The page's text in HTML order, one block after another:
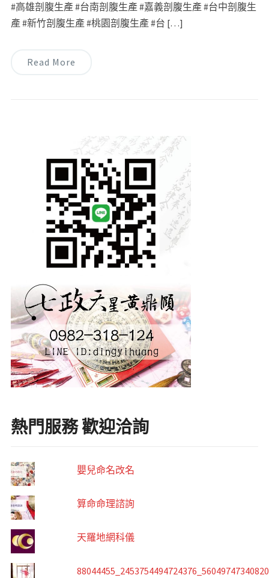
#高雄剖腹生產 #台南剖腹生產 #嘉義剖腹生產 #台中剖腹生
產 #新竹剖腹生產 #桃園剖腹生產 #台 […]
Read More
熱門服務 歡迎洽詢
嬰兒命名改名
算命命理諮詢
天羅地網科儀